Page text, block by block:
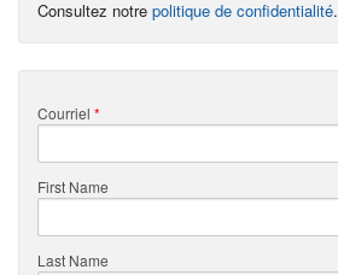
Consultez notre politique de confidentialité.
Courriel *
First Name
Last Name